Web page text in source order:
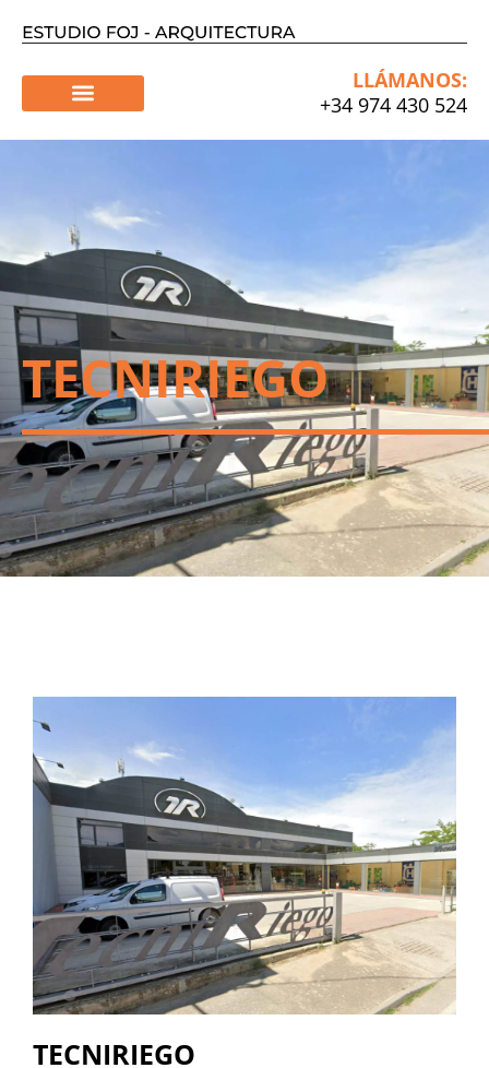
LLÁMANOS:
+34 974 430 524
TECNIRIEGO
TECNIRIEGO